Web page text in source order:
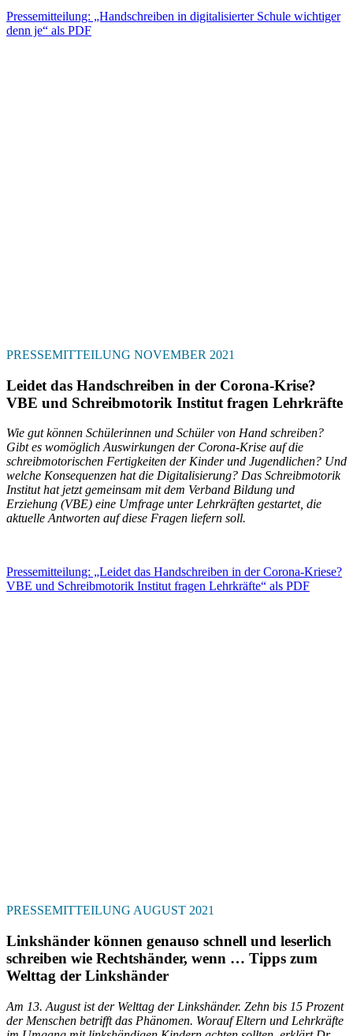
Pressemitteilung: „Handschreiben in digitalisierter Schule wichtiger
denn je“ als PDF
PRESSEMITTEILUNG NOVEMBER 2021
Leidet das Handschreiben in der Corona-Krise?
VBE und Schreibmotorik Institut fragen Lehrkräfte
Wie gut können Schülerinnen und Schüler von Hand schreiben?
Gibt es womöglich Auswirkungen der Corona-Krise auf die
schreibmotorischen Fertigkeiten der Kinder und Jugendlichen? Und
welche Konsequenzen hat die Digitalisierung? Das Schreibmotorik
Institut hat jetzt gemeinsam mit dem Verband Bildung und
Erziehung (VBE) eine Umfrage unter Lehrkräften gestartet, die
aktuelle Antworten auf diese Fragen liefern soll.
Pressemitteilung: „Leidet das Handschreiben in der Corona-Kriese?
VBE und Schreibmotorik Institut fragen Lehrkräfte“ als PDF
PRESSEMITTEILUNG AUGUST 2021
Linkshänder können genauso schnell und leserlich
schreiben wie Rechtshänder, wenn … Tipps zum
Welttag der Linkshänder
Am 13. August ist der Welttag der Linkshänder. Zehn bis 15 Prozent
der Menschen betrifft das Phänomen. Worauf Eltern und Lehrkräfte